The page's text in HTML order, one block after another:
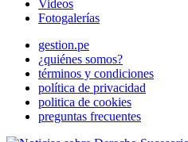
Videos
Fotogalerías
gestion.pe
¿quiénes somos?
términos y condiciones
política de privacidad
politica de cookies
preguntas frecuentes